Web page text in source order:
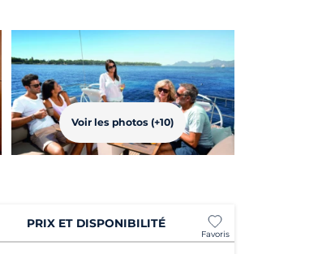
Voir les photos (+10)
PRIX ET DISPONIBILITÉ
Favoris